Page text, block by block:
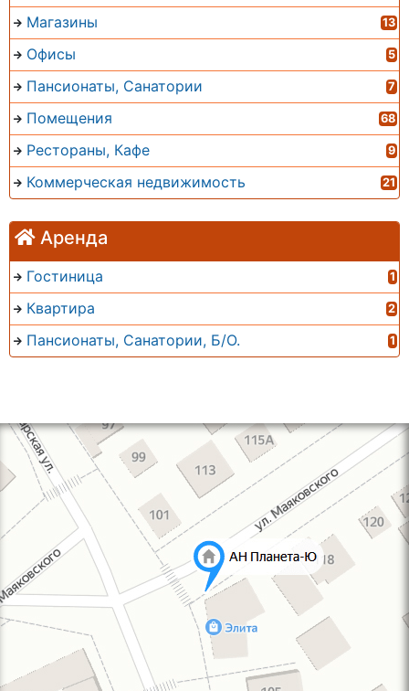
Магазины 13
Офисы 5
Пансионаты, Санатории 7
Помещения 68
Рестораны, Кафе 9
Коммерческая недвижимость 21
Аренда
Гостиница 1
Квартира 2
Пансионаты, Санатории, Б/О. 1